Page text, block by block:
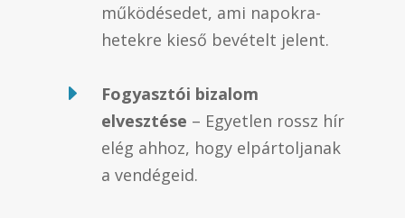
működésedet, ami napokra-
hetekre kieső bevételt jelent.
E
Fogyasztói bizalom
elvesztése – Egyetlen rossz hír
elég ahhoz, hogy elpártoljanak
a vendégeid.